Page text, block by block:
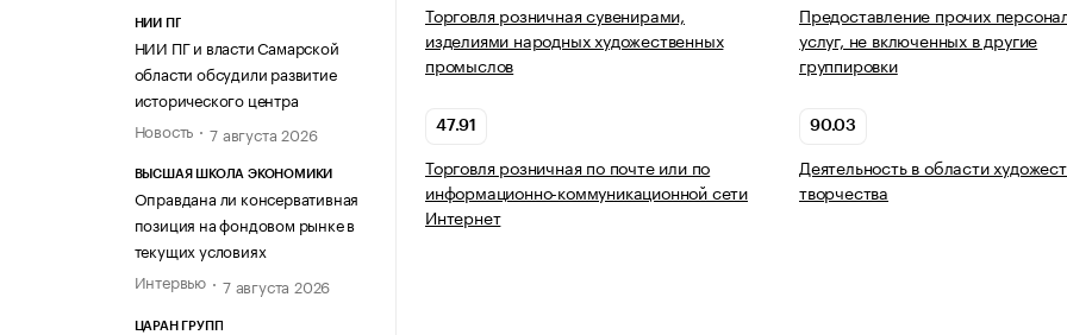
НИИ ПГ
НИИ ПГ и власти Самарской
области обсудили развитие
исторического центра
Новость
7 августа 2026
ВЫСШАЯ ШКОЛА ЭКОНОМИКИ
Оправдана ли консервативная
позиция на фондовом рынке в
текущих условиях
Интервью
7 августа 2026
ЦАРАН ГРУПП
Торговля розничная сувенирами,
изделиями народных художественных
промыслов
Предоставление прочих
услуг, не включенных в другие
группировки
47.91
Торговля розничная по почте или по
информационно-коммуникационной сети
Интернет
90.03
Деятельность в области
творчества